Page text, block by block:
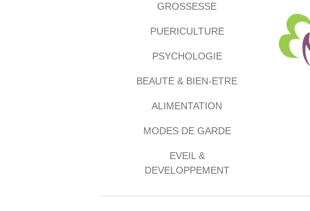
GROSSESSE
PUERICULTURE
PSYCHOLOGIE
BEAUTE & BIEN-ETRE
ALIMENTATION
MODES DE GARDE
EVEIL &
DEVELOPPEMENT